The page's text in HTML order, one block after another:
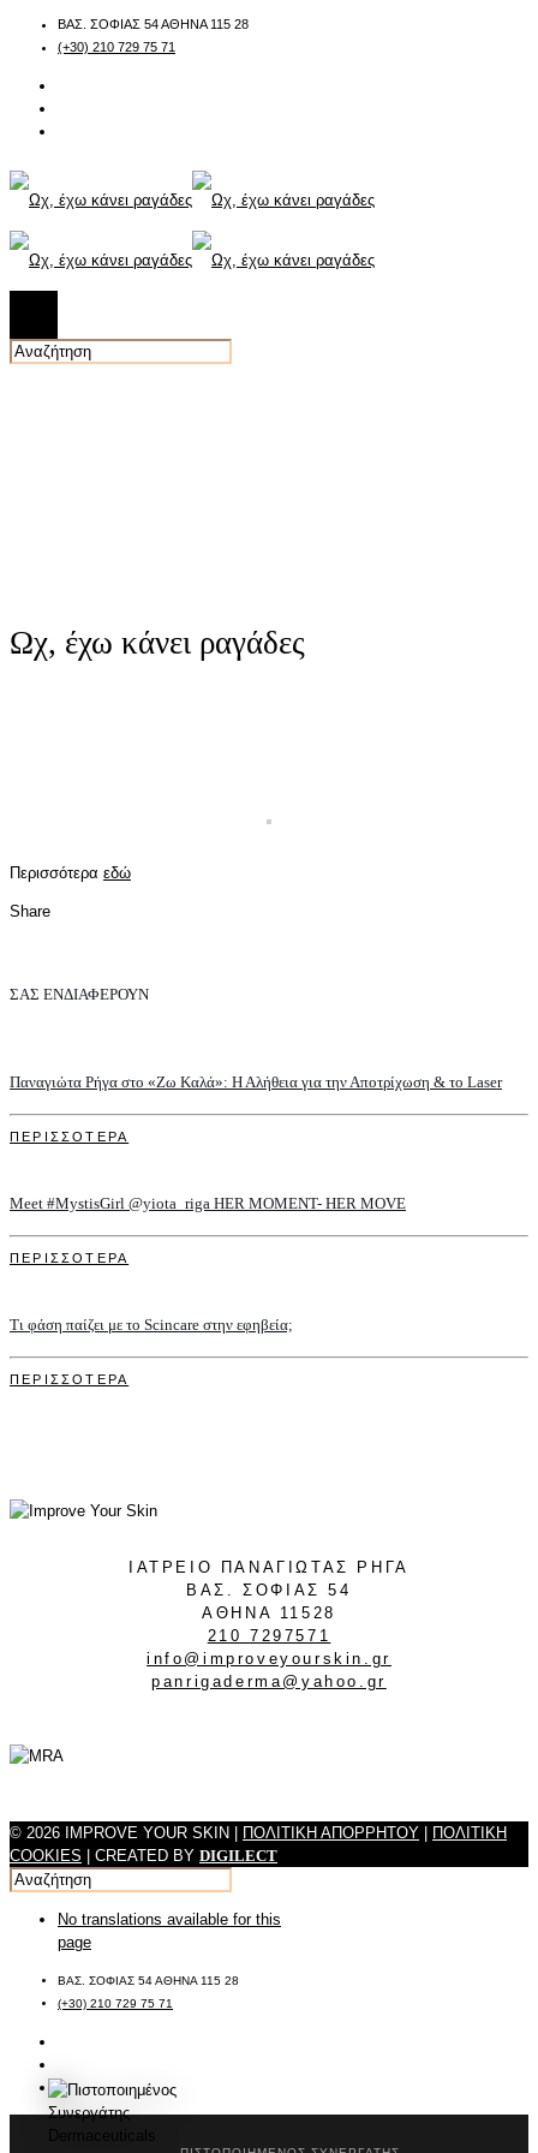
ΒΑΣ. ΣΟΦΙΑΣ 54 ΑΘΗΝΑ 115 28
(+30) 210 729 75 71
Ωχ, έχω κάνει ραγάδες
Περισσότερα εδώ
Share
ΣΑΣ ΕΝΔΙΑΦΕΡΟΥΝ
Παναγιώτα Ρήγα στο «Ζω Καλά»: Η Αλήθεια για την Αποτρίχωση & το Laser
ΠΕΡΙΣΣΟΤΕΡΑ
Meet #MystisGirl @yiota_riga HER MOMENT- HER MOVE
ΠΕΡΙΣΣΟΤΕΡΑ
Τι φάση παίζει με το Scincare στην εφηβεία;
ΠΕΡΙΣΣΟΤΕΡΑ
ΙΑΤΡΕΙΟ ΠΑΝΑΓΙΩΤΑΣ ΡΗΓΑ
ΒΑΣ. ΣΟΦΙΑΣ 54
ΑΘΗΝΑ 11528
210 7297571
info@improveyourskin.gr
panrigaderma@yahoo.gr
© 2026 IMPROVE YOUR SKIN | ΠΟΛΙΤΙΚΗ ΑΠΟΡΡΗΤΟΥ | ΠΟΛΙΤΙΚΗ
COOKIES | CREATED BY DIGILECT
No translations available for this
page
ΒΑΣ. ΣΟΦΙΑΣ 54 ΑΘΗΝΑ 115 28
(+30) 210 729 75 71